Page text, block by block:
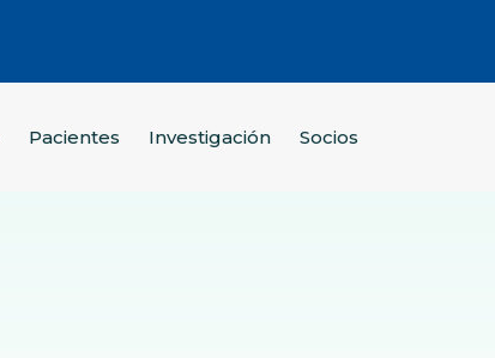
Pacientes Investigación Socios